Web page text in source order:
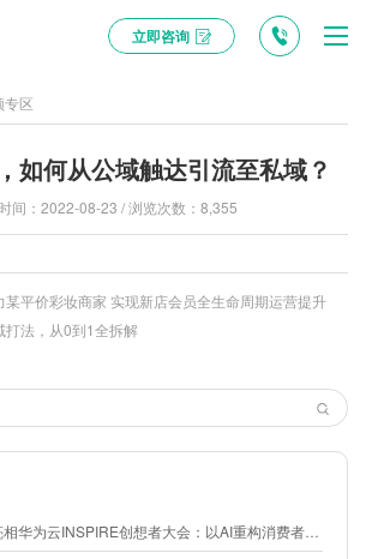
立即咨询
专区
如何从公域触达引流至私域？
间：2022-08-23 / 浏览次数：8,355
某平价彩妆商家 实现新店会员全生命周期运营提升
打法，从0到1全拆解
云INSPIRE创想者大会：以AI重构消费者运营与零售营销新范式